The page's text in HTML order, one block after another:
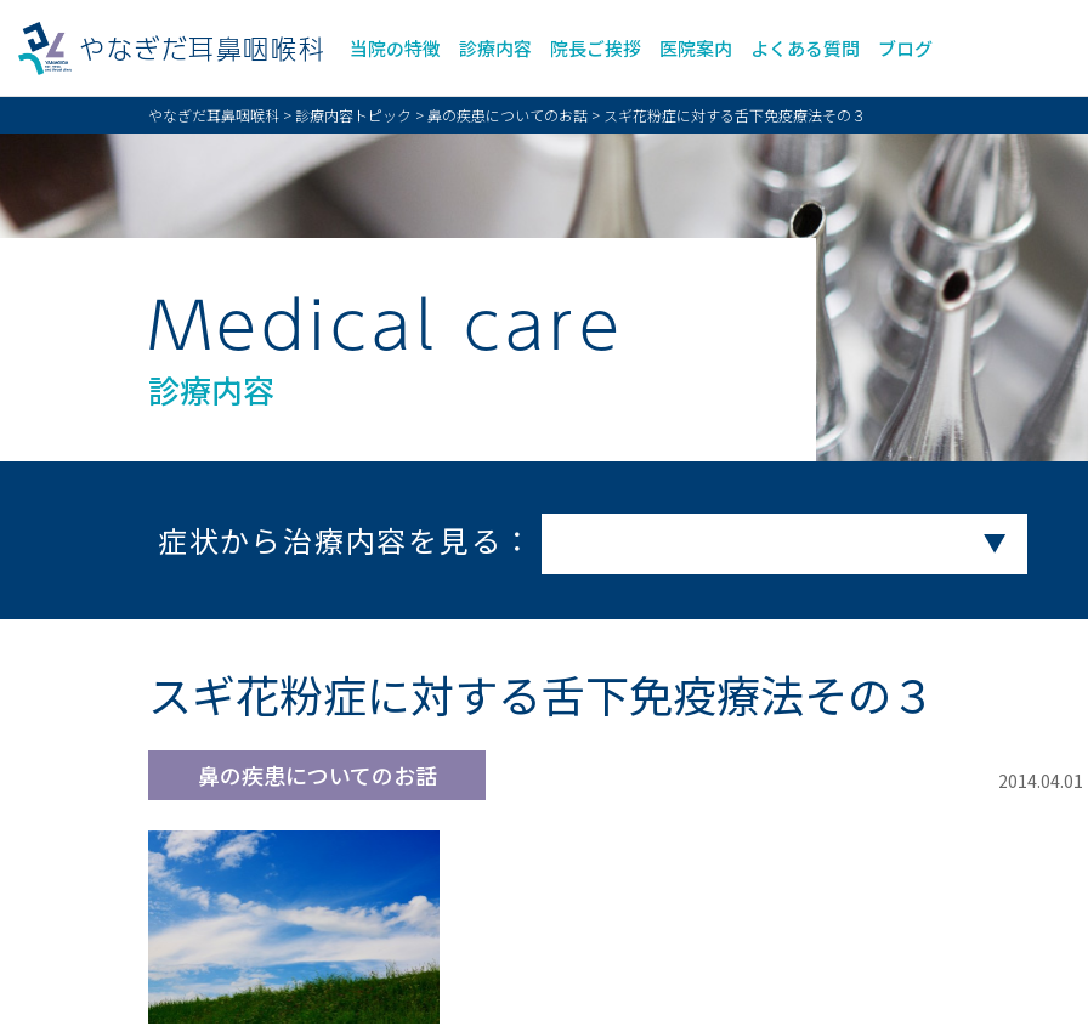
やなぎだ耳鼻咽喉科 当院の特徴 診療内容 院長ご挨拶 医院案内 よくある質問 ブログ
やなぎだ耳鼻咽喉科 >診療内容トピック >鼻の疾患についてのお話 > スギ花粉症に対する舌下免疫療法その３
Medical care
診療内容
症状から治療内容を見る：
スギ花粉症に対する舌下免疫療法その３
鼻の疾患についてのお話 2014.04.01